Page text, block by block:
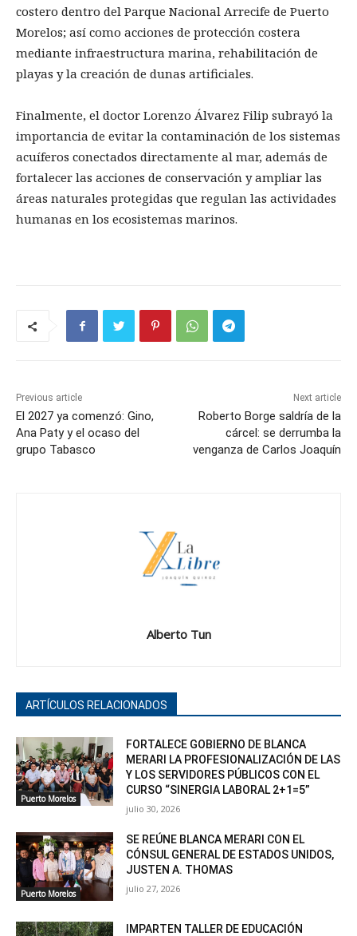
costero dentro del Parque Nacional Arrecife de Puerto
Morelos; así como acciones de protección costera
mediante infraestructura marina, rehabilitación de
playas y la creación de dunas artificiales.
Finalmente, el doctor Lorenzo Álvarez Filip subrayó la
importancia de evitar la contaminación de los sistemas
acuíferos conectados directamente al mar, además de
fortalecer las acciones de conservación y ampliar las
áreas naturales protegidas que regulan las actividades
humanas en los ecosistemas marinos.
Previous article
El 2027 ya comenzó: Gino,
Ana Paty y el ocaso del
grupo Tabasco
Next article
Roberto Borge saldría de la
cárcel: se derrumba la
venganza de Carlos Joaquín
Alberto Tun
ARTÍCULOS RELACIONADOS
Puerto Morelos
FORTALECE GOBIERNO DE BLANCA
MERARI LA PROFESIONALIZACIÓN DE LAS
Y LOS SERVIDORES PÚBLICOS CON EL
CURSO “SINERGIA LABORAL 2+1=5”
julio 30, 2026
Puerto Morelos
SE REÚNE BLANCA MERARI CON EL
CÓNSUL GENERAL DE ESTADOS UNIDOS,
JUSTEN A. THOMAS
julio 27, 2026
IMPARTEN TALLER DE EDUCACIÓN